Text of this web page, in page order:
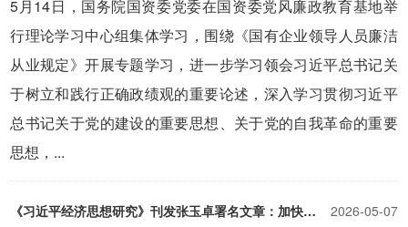
5月14日，国务院国资委党委在国资委党风廉政教育基地举
行理论学习中心组集体学习，围绕《国有企业领导人员廉洁
从业规定》开展专题学习，进一步学习领会习近平总书记关
于树立和践行正确政绩观的重要论述，深入学习贯彻习近平
总书记关于党的建设的重要思想、关于党的自我革命的重要
思想，...
2026-05-07
《习近平经济思想研究》刊发张玉卓署名文章：加快推进国资央企高质量发展 为中国式现代化建设贡献更大力量